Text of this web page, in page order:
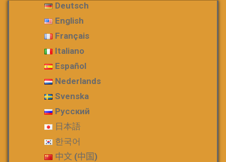
Deutsch
English
Français
Italiano
Español
Nederlands
Svenska
Русский
日本語
한국어
中文 (中国)